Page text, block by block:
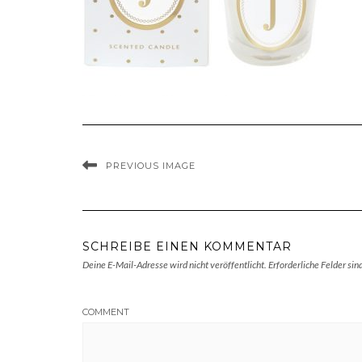
PREVIOUS IMAGE
SCHREIBE EINEN KOMMENTAR
Deine E-Mail-Adresse wird nicht veröffentlicht. Erforderliche Felder
COMMENT